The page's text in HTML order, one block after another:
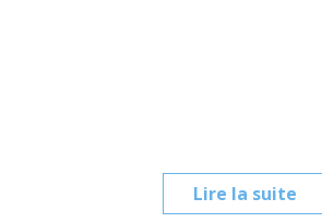
Lire la suite